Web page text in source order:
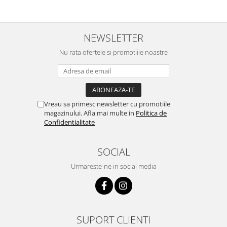
NEWSLETTER
Nu rata ofertele si promotiile noastre
Vreau sa primesc newsletter cu promotiile
magazinului. Afla mai multe in Politica de
Confidentialitate
SOCIAL
Urmareste-ne in social media
SUPORT CLIENTI